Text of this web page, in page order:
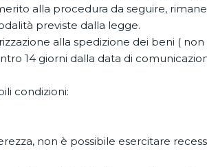
alla procedura da seguire,
previste dalla legge.
alla spedizione dei beni (
14 giorni dalla data di
condizioni:
non è possibile esercitare